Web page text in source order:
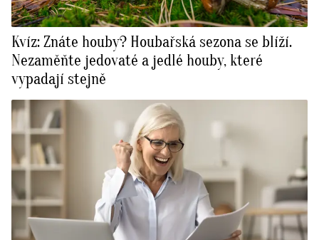
Kvíz: Znáte houby? Houbařská sezona se blíží.
Nezaměňte jedovaté a jedlé houby, které
vypadají stejně